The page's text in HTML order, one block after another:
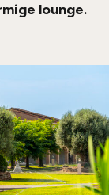
lounge.